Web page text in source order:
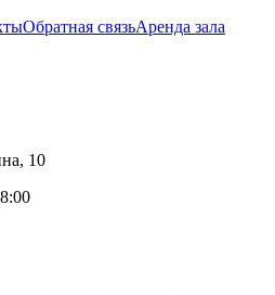
Обратная связьАренда зала
10